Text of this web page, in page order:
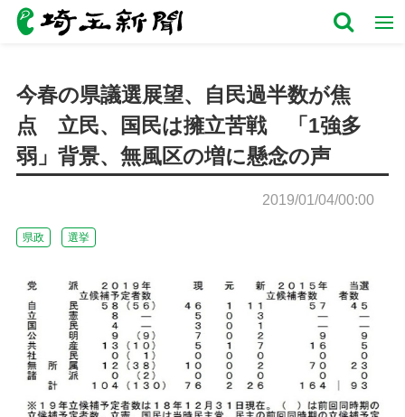
今春の県議選展望、自民過半数が焦
点 立民、国民は擁立苦戦 「1強多
弱」背景、無風区の増に懸念の声
2019/01/04/00:00
県政 選挙